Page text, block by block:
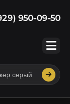
950-09-50